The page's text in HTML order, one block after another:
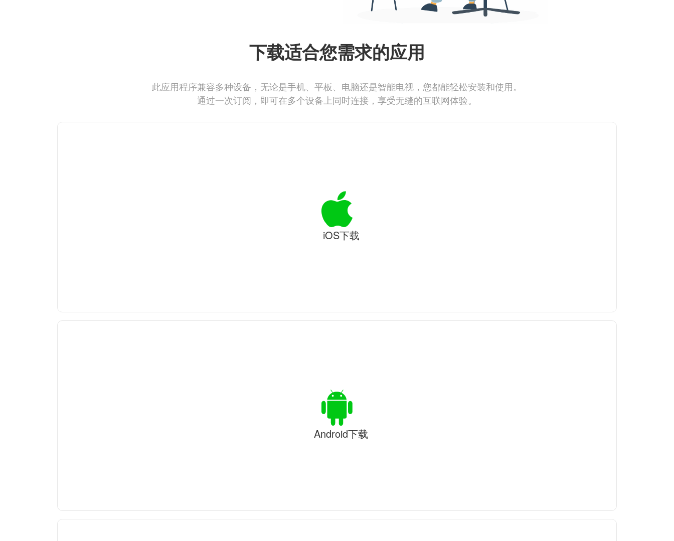
下载适合您需求的应用
此应用程序兼容多种设备，无论是手机、平板、电脑还是智能电视，您都能轻松安装和使用。
通过一次订阅，即可在多个设备上同时连接，享受无缝的互联网体验。
iOS下载
Android下载